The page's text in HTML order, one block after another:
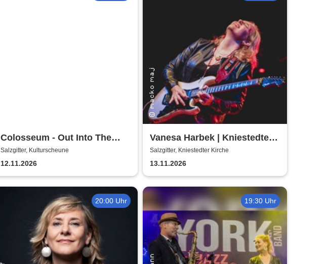
Colosseum - Out Into The
Fields
Salzgitter, Kulturscheune
12.11.2026
Vanesa Harbek | Kniestedter
Kirche
Salzgitter, Kniestedter Kirche
13.11.2026
20:00 Uhr 19:30 Uhr